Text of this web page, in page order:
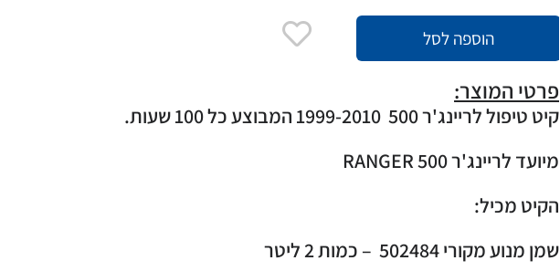
הוספה לסל
פרטי המוצר:
קיט טיפול לריינג'ר 500 1999-2010 המבוצע כל 100 שעות.
מיועד לריינג'ר 500 RANGER
הקיט מכיל:
שמן מנוע מקורי 502484 – כמות 2 ליטר